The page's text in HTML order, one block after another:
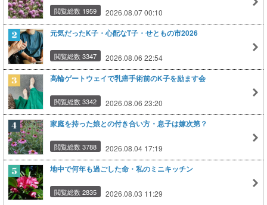
閲覧総数 1959 2026.08.07 00:10
元気だったK子・心配なT子・せともの市2026
閲覧総数 3347 2026.08.06 22:54
高輪ゲートウェイで乳癌手術前のK子を励ます会
閲覧総数 3342 2026.08.06 23:20
家庭を持った娘との付き合い方・息子は嫁次第？
閲覧総数 3788 2026.08.04 17:19
地中で何年も過ごした命・私のミニキッチン
閲覧総数 2835 2026.08.03 11:29